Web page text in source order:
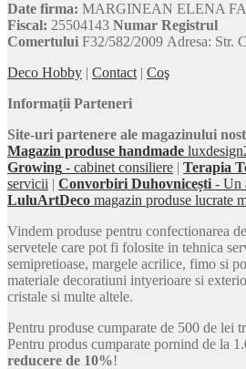
Date firma: MARGINEAN ELENA
Fiscal: 25504143 Numar Registrul
Comertului F32/582/2009 Adresa: Str.
Deco Hobby | Contact | Coş
Informații Parteneri
Site-uri partenere ale magazinului
Magazin produse handmade
Growing - cabinet consiliere | Terapia
servicii | Convorbiri Duhovnicești - Un
LuluArtDeco magazin produse lucrate
Vindem produse pentru confectionarea
servetele care pot fi folosite in tehnica
semipretioase, margele acrilice, fimo si
materiale decoratiuni intyerioare si
cristale si multe altele.
Pentru produse cumparate de 500 de lei
Pentru produs cumparate pornind de la
reducere de 10%!